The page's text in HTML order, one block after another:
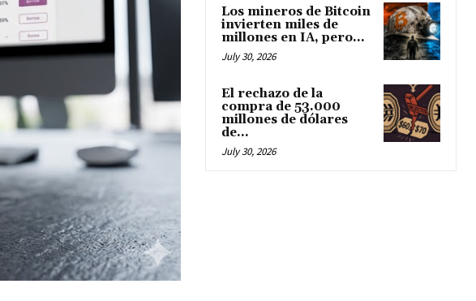
Los mineros de Bitcoin
invierten miles de
millones en IA, pero...
July 30, 2026
El rechazo de la
compra de 53.000
millones de dólares
de...
July 30, 2026